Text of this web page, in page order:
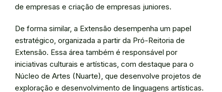
de empresas e criação de empresas juniores.
De forma similar, a Extensão desempenha um papel
estratégico, organizada a partir da Pró-Reitoria de
Extensão. Essa área também é responsável por
iniciativas culturais e artísticas, com destaque para o
Núcleo de Artes (Nuarte), que desenvolve projetos de
exploração e desenvolvimento de linguagens artísticas.